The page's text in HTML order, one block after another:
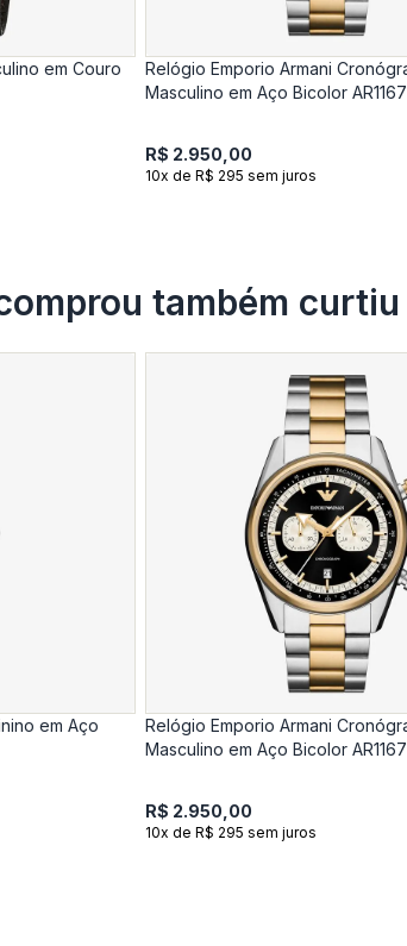
em Couro
Relógio Emporio Armani
Masculino em Aço Bicolor
R$ 2.950,00
10x de R$ 295 sem juros
também curtiu
em Aço
Relógio Emporio Armani
Masculino em Aço Bicolor
R$ 2.950,00
10x de R$ 295 sem juros